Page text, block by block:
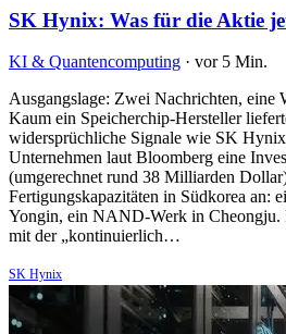
SK Hynix: Was für die Aktie
KI & Quantencomputing · vor 5 Min.
Ausgangslage: Zwei Nachrichten, eine
Kaum ein Speicherchip-Hersteller
widersprüchliche Signale wie SK
Unternehmen laut Bloomberg eine
(umgerechnet rund 38 Milliarden
Fertigungskapazitäten in Südkorea an:
Yongin, ein NAND-Werk in Cheongju.
mit der „kontinuierlich…
SK Hynix